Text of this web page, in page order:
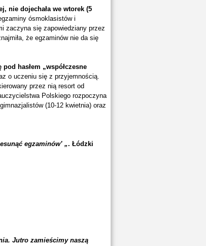
nie dojechała we wtorek (5
ósmoklasistów i
zaczyna się zapowiedziany przez
że egzaminów nie da się
hasłem „współczesne
o uczeniu się z przyjemnością.
przez nią resort od
Polskiego rozpoczyna
(10-12 kwietnia) oraz
egzaminów’ „. Łódzki
Jutro zamieścimy naszą